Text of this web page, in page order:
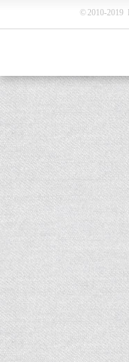
©2010-2019